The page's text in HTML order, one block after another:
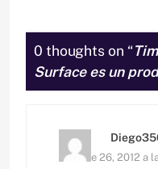
0 thoughts on “
Surface es un
octubre 26, 2012 a